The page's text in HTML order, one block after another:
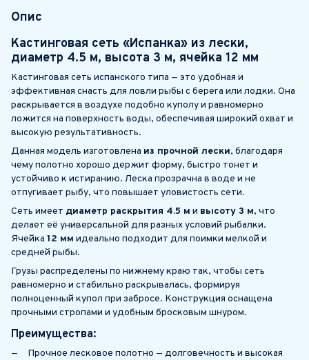
Опис
Кастинговая сеть «Испанка» из лески,
диаметр 4.5 м, высота 3 м, ячейка 12 мм
Кастинговая сеть испанского типа — это удобная и
эффективная снасть для ловли рыбы с берега или лодки. Она
раскрывается в воздухе подобно куполу и равномерно
ложится на поверхность воды, обеспечивая широкий охват и
высокую результативность.
Данная модель изготовлена из прочной лески, благодаря
чему полотно хорошо держит форму, быстро тонет и
устойчиво к истиранию. Леска прозрачна в воде и не
отпугивает рыбу, что повышает уловистость сети.
Сеть имеет диаметр раскрытия 4.5 м и высоту 3 м, что
делает её универсальной для разных условий рыбалки.
Ячейка 12 мм идеально подходит для поимки мелкой и
средней рыбы.
Грузы распределены по нижнему краю так, чтобы сеть
равномерно и стабильно раскрывалась, формируя
полноценный купол при забросе. Конструкция оснащена
прочными стропами и удобным бросковым шнуром.
Преимущества:
Прочное лесковое полотно — долговечность и высокая